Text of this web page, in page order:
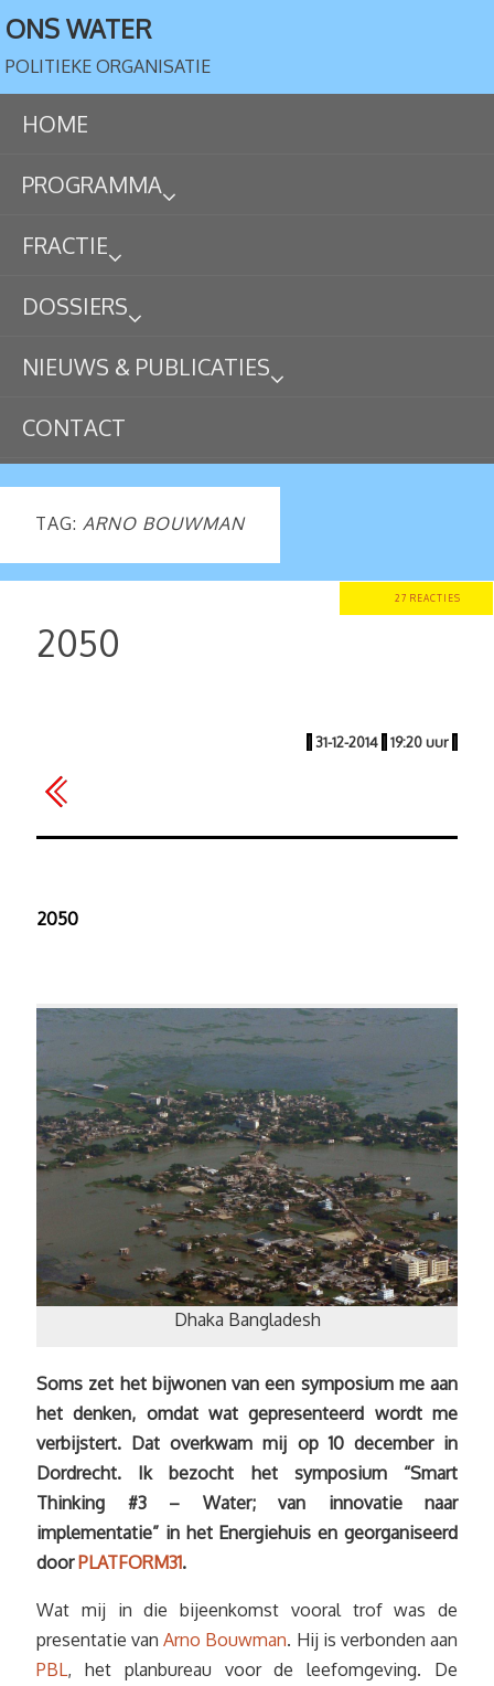
ONS WATER
POLITIEKE ORGANISATIE
HOME
PROGRAMMA
FRACTIE
DOSSIERS
NIEUWS & PUBLICATIES
CONTACT
TAG: ARNO BOUWMAN
27 REACTIES
2050
| 31-12-2014 | 19:20 uur |
2050
Dhaka Bangladesh
Soms zet het bijwonen van een symposium me aan
het denken, omdat wat gepresenteerd wordt me
verbijstert. Dat overkwam mij op 10 december in
Dordrecht. Ik bezocht het symposium “Smart
Thinking #3 – Water; van innovatie naar
implementatie” in het Energiehuis en georganiseerd
doorPLATFORM31.
Wat mij in die bijeenkomst vooral trof was de
presentatie vanArno Bouwman. Hij is verbonden aan
PBL, het planbureau voor de leefomgeving. De